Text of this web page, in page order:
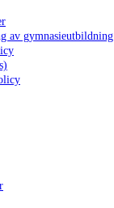
av gymnasieutbildning